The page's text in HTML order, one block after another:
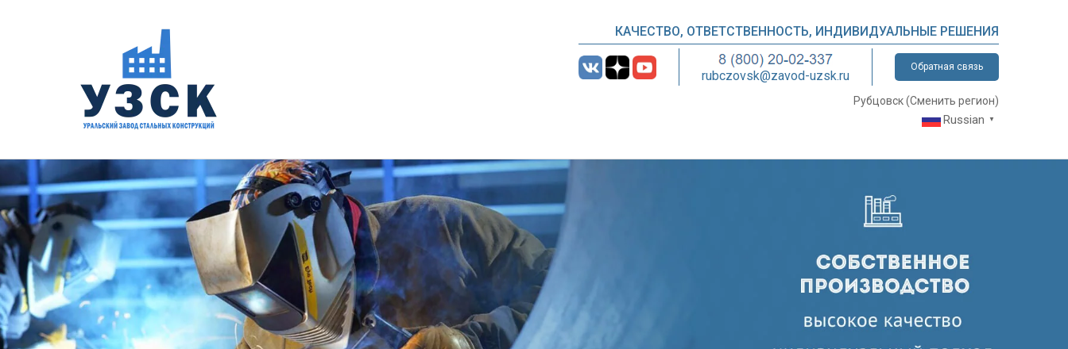
КАЧЕСТВО, ОТВЕТСТВЕННОСТЬ, ИНДИВИДУАЛЬНЫЕ РЕШЕНИЯ
rubczovsk@zavod-uzsk.ru
Обратная связь
Рубцовск (Сменить регион)
Russian ▼